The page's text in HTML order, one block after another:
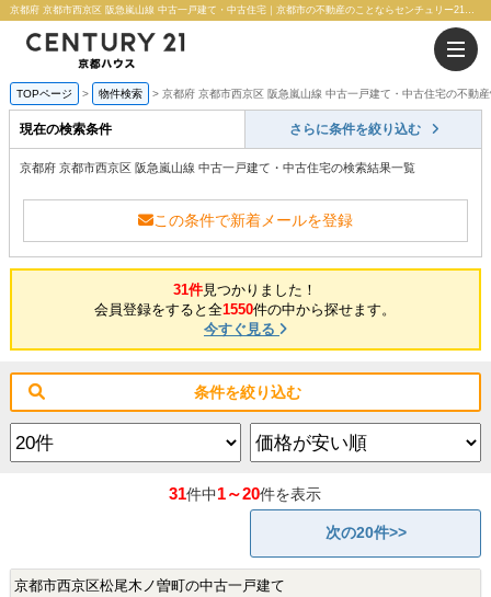
京都府 京都市西京区 阪急嵐山線 中古一戸建て・中古住宅｜京都市の不動産のことならセンチュリー21京都ハウス
TOPページ 物件検索 京都府 京都市西京区 阪急嵐山線 中古一戸建て・中古住宅の不動
現在の検索条件 さらに条件を絞り込む
京都府 京都市西京区 阪急嵐山線 中古一戸建て・中古住宅の検索結果一覧
この条件で新着メールを登録
31件見つかりました！
会員登録をすると全1550件の中から探せます。
今すぐ見る
条件を絞り込む
31件中1～20件を表示
次の20件>>
京都市西京区松尾木ノ曽町の中古一戸建て